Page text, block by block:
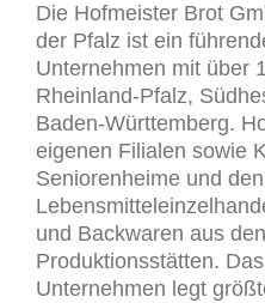
Die Hofmeister Brot
der Pfalz ist ein
Unternehmen mit über
Rheinland-Pfalz,
Baden-Württemberg.
eigenen Filialen sowie
Seniorenheime und den
und Backwaren aus
Produktionsstätten.
Unternehmen legt